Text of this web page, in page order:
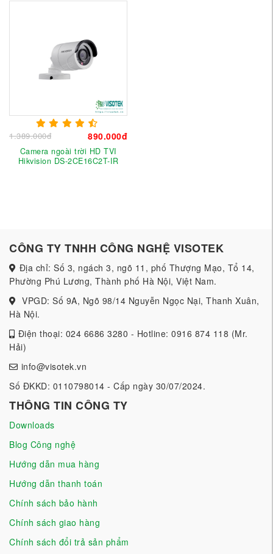
1.389.000đ 890.000đ
Camera ngoài trời HD TVI
Hikvision DS-2CE16C2T-IR
CÔNG TY TNHH CÔNG NGHỆ VISOTEK
Địa chỉ: Số 3, ngách 3, ngõ 11, phố Thượng Mạo, Tổ 14,
Phường Phú Lương, Thành phố Hà Nội, Việt Nam.
VPGD: Số 9A, Ngõ 98/14 Nguyễn Ngọc Nại, Thanh Xuân,
Hà Nội.
Điện thoại: 024 6686 3280 - Hotline: 0916 874 118 (Mr.
Hải)
info@visotek.vn
Số ĐKKD: 0110798014 - Cấp ngày 30/07/2024.
THÔNG TIN CÔNG TY
Downloads
Blog Công nghệ
Hướng dẫn mua hàng
Hướng dẫn thanh toán
Chính sách bảo hành
Chính sách giao hàng
Chính sách đổi trả sản phẩm